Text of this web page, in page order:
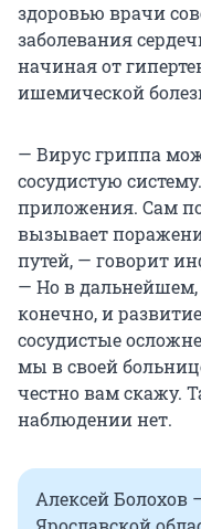
здоровью врачи
заболевания
начиная от
ишемической
— Вирус гриппа
сосудистую
приложения. Сам
вызывает
путей, — говорит
— Но в дальнейшем,
конечно, и
сосудистые
мы в своей
честно вам скажу.
наблюдении нет.
Алексей